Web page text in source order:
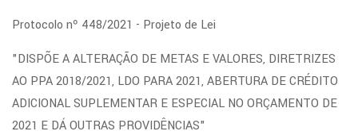
Protocolo nº 448/2021 - Projeto de Lei
"DISPÕE A ALTERAÇÃO DE METAS E VALORES, DIRETRIZES
AO PPA 2018/2021, LDO PARA 2021, ABERTURA DE CRÉDITO
ADICIONAL SUPLEMENTAR E ESPECIAL NO ORÇAMENTO DE
2021 E DÁ OUTRAS PROVIDÊNCIAS"